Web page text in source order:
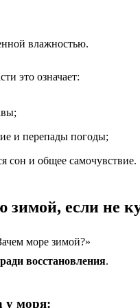
влажностью.
это означает:
и перепады погоды;
сон и общее самочувствие.
зимой, если не
море зимой?»
восстановления.
у моря: